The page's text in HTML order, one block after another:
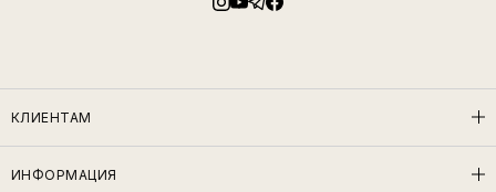
КЛИЕНТАМ
ИНФОРМАЦИЯ